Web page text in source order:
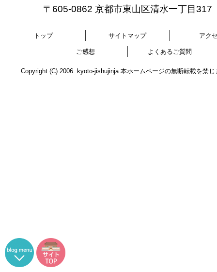
〒605-0862 京都市東山区清水一丁目317
トップ サイトマップ アク
ご感想 よくあるご質問
Copyright (C) 2006. kyoto-jishujinja 本ホームページの無断転載を禁じ